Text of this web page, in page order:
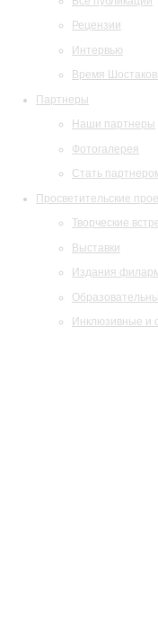
Рецензии
Интервью
Время
Партнеры
Наши партнеры
Фотогалерея
Стать
Просветительские
Творческие
Выставки
Издания
Инклюзивные и